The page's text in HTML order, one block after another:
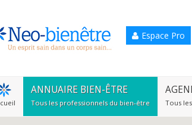
Espace Pro
ANNUAIRE BIEN-ÊTRE
Tous les professionnels du bien-être Tous